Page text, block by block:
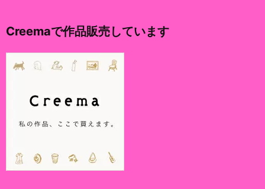
Creemaで作品販売しています